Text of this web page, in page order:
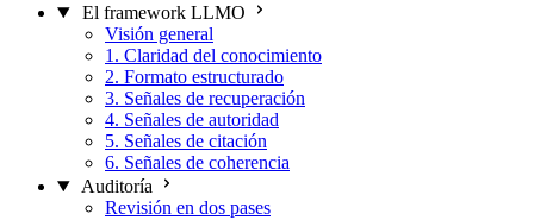
El framework LLMO
Visión general
1. Claridad del conocimiento
2. Formato estructurado
3. Señales de recuperación
4. Señales de autoridad
5. Señales de citación
6. Señales de coherencia
Auditoría
Revisión en dos pases